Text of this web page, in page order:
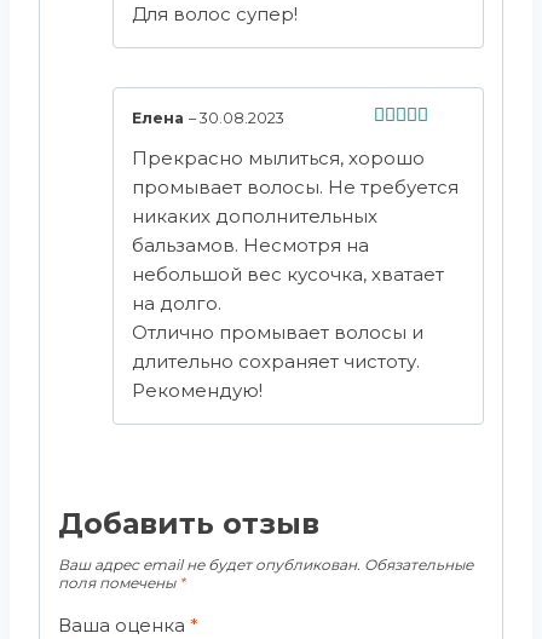
Для волос супер!
из 5
Елена – 30.08.2023
Прекрасно мылиться, хорошо
промывает волосы. Не требуется
никаких дополнительных
бальзамов. Несмотря на
небольшой вес кусочка, хватает
на долго.
Отлично промывает волосы и
длительно сохраняет чистоту.
Рекомендую!
Добавить отзыв
Ваш адрес email не будет опубликован. Обязательные
поля помечены *
Ваша оценка *